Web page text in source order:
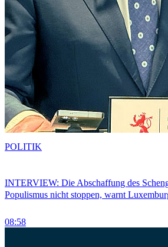
INTERVIEW: Die Abschaffung des
Populismus nicht stoppen, warnt
08:58
POLITIK